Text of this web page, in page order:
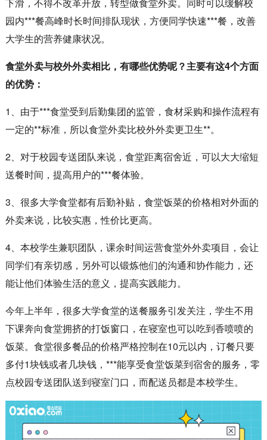
下滑，不得不改革开放，转型做食堂外卖。同时可以缓解校
园内***餐高峰时长时间排队现状，方便同学快速***餐，改善
大学生的营养健康状况。
食堂外卖与校外外卖相比，有哪些优势呢？主要有这4个方面
的优势：
1、由于***食堂受到后勤集团的监管，食材采购和操作流程有
一定的**标准，所以食堂外卖比校外外卖更卫生**。
2、对于校园专送团队来说，食堂距离宿舍近，可以大大缩短
送餐时间，提高用户的***餐体验。
3、很多大学食堂都有后勤补贴，食堂饭菜的价格相对外面的
外卖来说，比较实惠，性价比更高。
4、本校学生兼职团队，课余时间运营食堂外外卖项目，会让
同学们有亲切感，另外可以锻炼他们的沟通和协作能力，还
能让他们体验生活的意义，提高实践能力。
今年上半年，很多大学食堂的送餐服务引发关注，学生不用
下课奔向食堂拥挤的打饭窗口，在寝室也可以吃到香喷喷的
饭菜。食堂很多餐品的价格严格控制在10元以内，订餐只要
多付1块钱或者几块钱，***能享受食堂饭菜到宿舍的服务，零
点校园专送团队送到寝室门口，而配送员都是本校学生。